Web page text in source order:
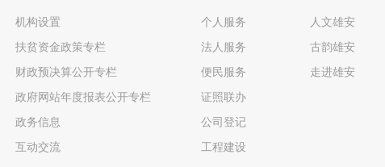
机构设置
扶贫资金政策专栏
财政预决算公开专栏
政府网站年度报表公开专栏
政务信息
互动交流
个人服务
法人服务
便民服务
证照联办
公司登记
工程建设
人文雄安
古韵雄安
走进雄安